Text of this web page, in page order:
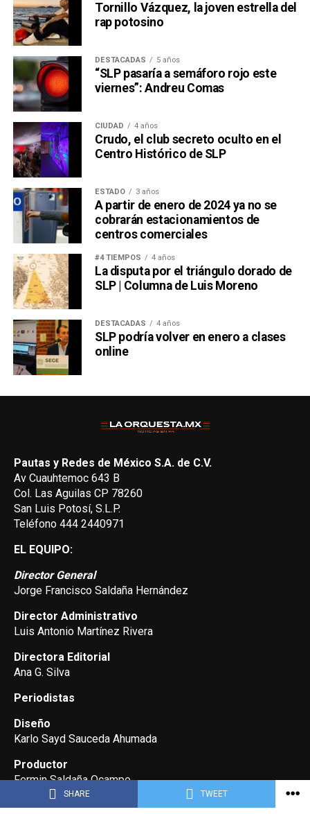
SHARE TWEET
Tornillo Vázquez, la joven estrella del
rap potosino
DESTACADAS 5 años
“SLP pasaría a semáforo rojo este
viernes”: Andreu Comas
CIUDAD 4 años
Crudo, el club secreto oculto en el
Centro Histórico de SLP
ESTADO 3 años
A partir de enero de 2024 ya no se
cobrarán estacionamientos de
centros comerciales
#4 TIEMPOS 4 años
La disputa por el triángulo dorado de
SLP | Columna de Luis Moreno
DESTACADAS 4 años
SLP podría volver en enero a clases
online
Pautas y Redes de México S.A. de C.V.
Av Cuauhtemoc 643 B
Col. Las Aguilas CP 78260
San Luis Potosí, S.L.P.
Teléfono 444 2440971
EL EQUIPO:
Director General
Jorge Francisco Saldaña Hernández
Director Administrativo
Luis Antonio Martínez Rivera
Directora Editorial
Ana G. Silva
Periodistas
Diseño
Karlo Sayd Sauceda Ahumada
Productor
Fermin Saldaña Ocampo